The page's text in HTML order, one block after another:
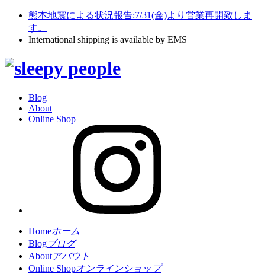
熊本地震による状況報告:7/31(金)より営業再開致しま
す。
International shipping is available by EMS
Blog
About
Online Shop
Homeホーム
Blogブログ
About アバウト
Online Shopオンラインショップ